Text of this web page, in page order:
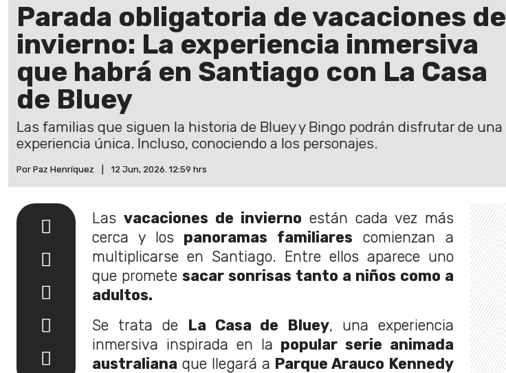
Parada obligatoria de vacaciones de
invierno: La experiencia inmersiva
que habrá en Santiago con La Casa
de Bluey
Las familias que siguen la historia de Bluey y Bingo podrán disfrutar de una
experiencia única. Incluso, conociendo a los personajes.
Por Paz Henríquez 12 Jun, 2026. 12:59 hrs
Las vacaciones de invierno están cada vez más
cerca y los panoramas familiares comienzan a
multiplicarse en Santiago. Entre ellos aparece uno
que promete sacar sonrisas tanto a niños como a
adultos.
Se trata de La Casa de Bluey, una experiencia
inmersiva inspirada en la popular serie animada
australiana que llegará a Parque Arauco Kennedy